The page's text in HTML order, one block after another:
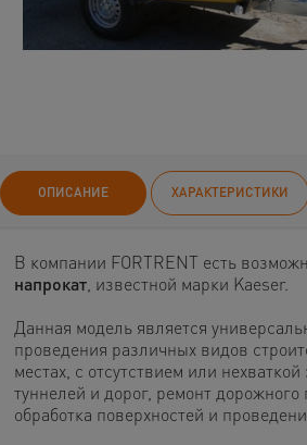
ОПИСАНИЕ ХАРАКТЕРИСТИКИ
В компании FORTRENT есть
напрокат, известной марки Kaeser.
Данная модель является
проведения различных видов
местах, с отсутствием или
туннелей и дорог, ремонт
обработка поверхностей и